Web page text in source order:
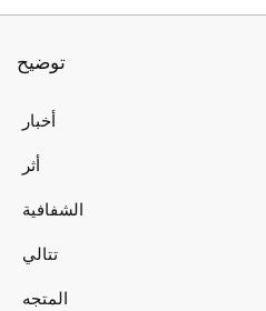
توضيح
أخبار
أثر
الشفافية
تتالي
المتجه